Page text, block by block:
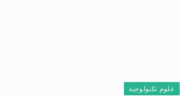
علوم تكنولوجية